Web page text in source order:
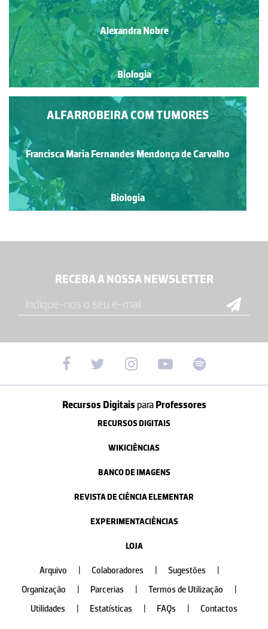
Alexandra Nobre
Biologia
ALFARROBEIRA COM TUMORES
Francisca Maria Fernandes Mendonça de Carvalho
Biologia
RECEBA A NOSSA NEWSLETTER
Recursos Digitais paraProfessores
RECURSOS DIGITAIS
WIKICIÊNCIAS
BANCO DE IMAGENS
REVISTA DE CIÊNCIA ELEMENTAR
EXPERIMENTACIÊNCIAS
LOJA
Arquivo Colaboradores Sugestões
Organização
Parcerias Termos de Utilização
Utilidades
Estatísticas FAQs Contactos